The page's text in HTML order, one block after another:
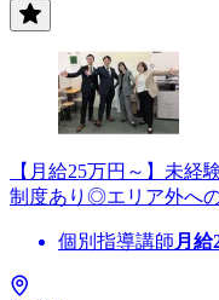
【月給25万円～】未
制度あり◎エリア外へ
個別指導講師 月給